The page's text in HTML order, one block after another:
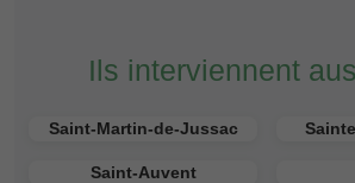
Ils interviennent
Saint-Martin-de-Jussac
Saint-Auvent